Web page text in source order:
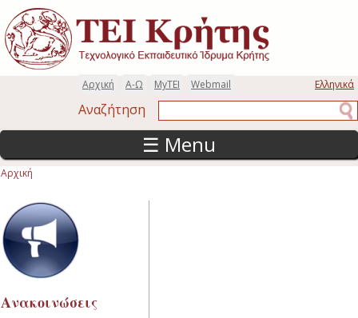
Παράκαμψη προς το κυρίως περιεχόμενο
Ελληνικά
Webmail
MyTEI
Α-Ω
Αρχική
Αναζήτηση
☰ Menu
Αρχική
Ανακοινώσεις